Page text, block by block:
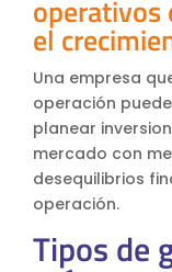
operativos
el
Una empresa
operación
planear
mercado con
desequilibrios
operación.
Tipos de